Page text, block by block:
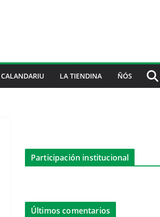
CALANDARIU LA TIENDINA ÑÓS
Participación institucional
Últimos comentarios